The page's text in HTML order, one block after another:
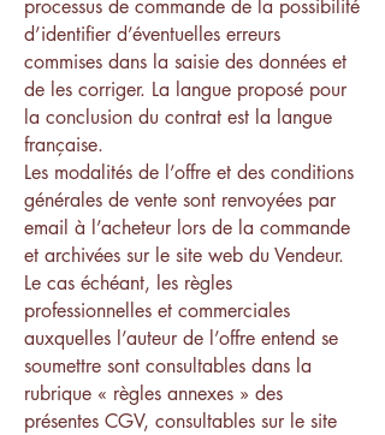
processus de commande de la possibilité
d’identifier d’éventuelles erreurs
commises dans la saisie des données et
de les corriger. La langue proposé pour
la conclusion du contrat est la langue
française.
Les modalités de l’offre et des conditions
générales de vente sont renvoyées par
email à l’acheteur lors de la commande
et archivées sur le site web du Vendeur.
Le cas échéant, les règles
professionnelles et commerciales
auxquelles l’auteur de l’offre entend se
soumettre sont consultables dans la
rubrique « règles annexes » des
présentes CGV, consultables sur le site